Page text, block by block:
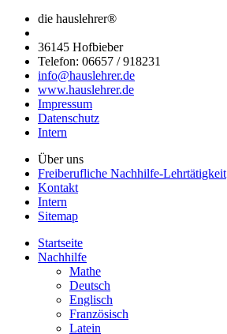
die hauslehrer®
36145 Hofbieber
Telefon: 06657 / 918231
info@hauslehrer.de
www.hauslehrer.de
Impressum
Datenschutz
Intern
Über uns
Freiberufliche Nachhilfe-Lehrtätigkeit
Kontakt
Intern
Sitemap
Startseite
Nachhilfe
Mathe
Deutsch
Englisch
Französisch
Latein